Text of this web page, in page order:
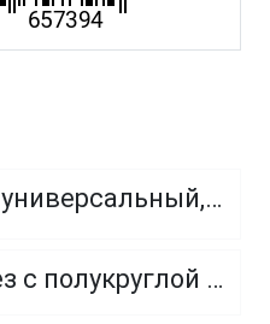
шуруп универсальный, потайная головка, PZ
Саморез с полукруглой головкой с острым концом